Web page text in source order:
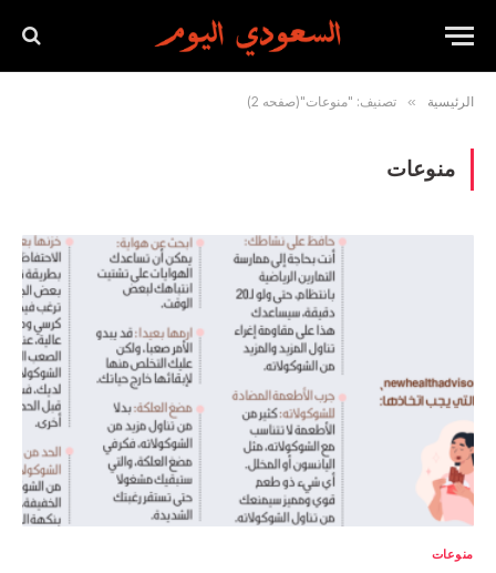
الرئيسية » تصنيف: "منوعات"(صفحه 2)
منوعات
منوعات